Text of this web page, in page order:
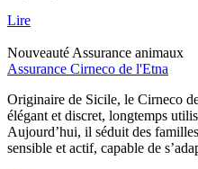
Lire
Nouveauté Assurance animaux
Assurance Cirneco de l'Etna
Originaire de Sicile, le Cirneco
élégant et discret, longtemps
Aujourd’hui, il séduit des
sensible et actif, capable de